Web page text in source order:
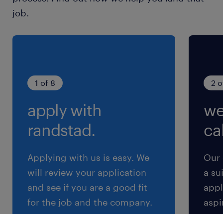
賞与
YES／有り
job.
1 of 8
apply with
randstad.
Applying with us is easy. We
will review your application
and see if you are a good fit
for the job and the company.
2
Our
a